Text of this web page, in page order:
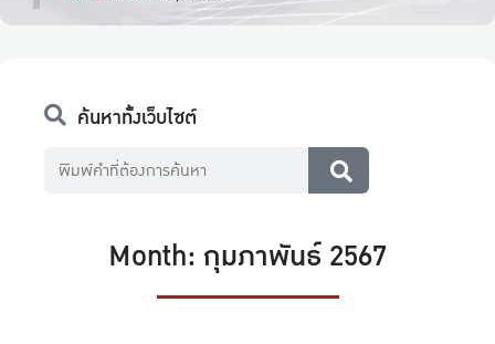
Month: กุมภาพันธ์ 2567
ค้นหาทั้งเว็บไซต์